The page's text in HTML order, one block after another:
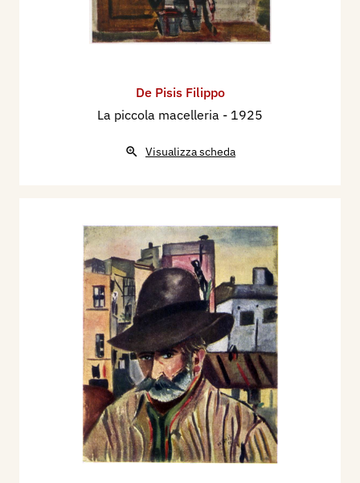
De Pisis Filippo
La piccola macelleria - 1925
Visualizza scheda